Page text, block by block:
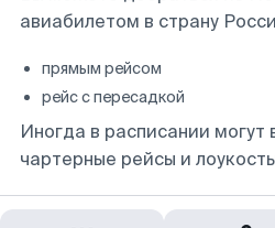
авиабилетом в страну
прямым рейсом
рейс с пересадкой
Иногда в расписании могут
чартерные рейсы и